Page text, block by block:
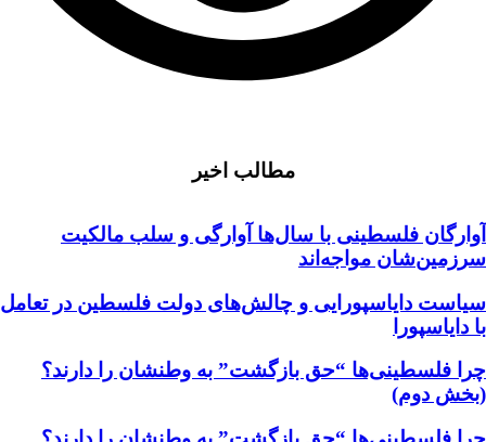
مطالب اخیر
آوارگان فلسطینی با سال‌ها آوارگی و سلب مالكيت
سرزمين‌شان مواجه‌اند
سیاست دایاسپورایی و چالش‌های دولت فلسطین در تعامل
با دایاسپورا
چرا فلسطینی‌ها “حق بازگشت” به وطنشان‌ را دارند؟
(بخش دوم)